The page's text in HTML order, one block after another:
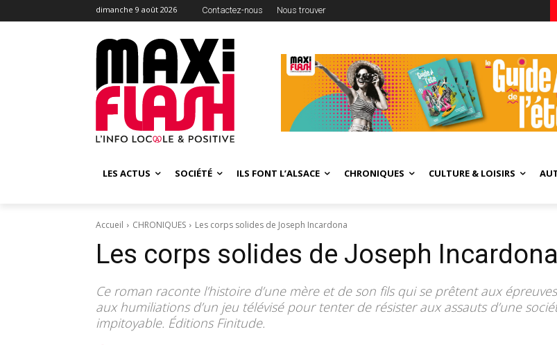
dimanche 9 août 2026 Contactez-nous Nous trouver
LES ACTUS SOCIÉTÉ ILS FONT L’ALSACE CHRONIQUES CULTURE & LOISIRS
Accueil CHRONIQUES Les corps solides de Joseph Incardona
Les corps solides de Joseph Incardona
Ce roman raconte l’histoire d’une mère et de son fils qui se prêtent aux
aux humiliations d’un jeu télévisé pour tenter de résister aux assauts d’une
impitoyable. Éditions Finitude.